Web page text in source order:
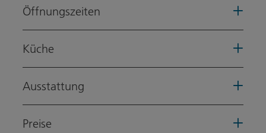
Öffnungszeiten
Küche
Ausstattung
Preise